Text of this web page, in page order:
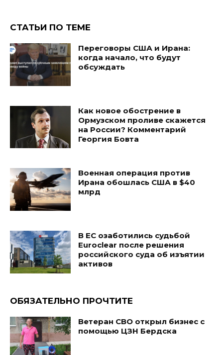
СТАТЬИ ПО ТЕМЕ
Переговоры США и Ирана:
когда начало, что будут
обсуждать
Как новое обострение в
Ормузском проливе скажется
на России? Комментарий
Георгия Бовта
Военная операция против
Ирана обошлась США в $40
млрд
В ЕС озаботились судьбой
Euroclear после решения
российского суда об изъятии
активов
ОБЯЗАТЕЛЬНО ПРОЧТИТЕ
Ветеран СВО открыл бизнес с
помощью ЦЗН Бердска